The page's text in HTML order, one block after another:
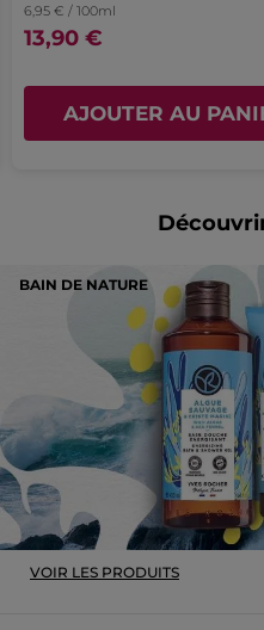
6,95 € / 100ml
13,90 €
AJOUTER AU
BAIN DE NATURE
VOIR LES PRODUITS